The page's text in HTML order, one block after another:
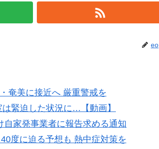
eo
奄美に接近へ 厳重警戒を
緊迫した状況に…【動画】
家発事業者に報告求める通知
度に迫る予想も 熱中症対策を